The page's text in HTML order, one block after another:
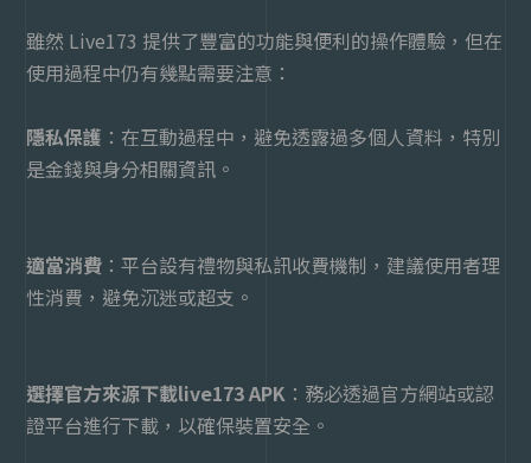
雖然 Live173 提供了豐富的功能與便利的操作體驗，但在
使用過程中仍有幾點需要注意：
隱私保護 ：在互動過程中，避免透露過多個人資料，特別
是金錢與身分相關資訊。
適當消費 ：平台設有禮物與私訊收費機制，建議使用者理
性消費，避免沉迷或超支。
選擇官方來源下載live173 APK ：務必透過官方網站或認
證平台進行下載，以確保裝置安全。